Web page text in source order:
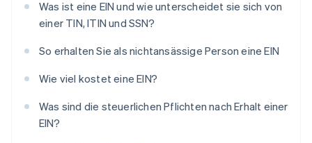
Was ist eine EIN und wie unterscheidet sie sich von
einer TIN, ITIN und SSN?
So erhalten Sie als nichtansässige Person eine EIN
Wie viel kostet eine EIN?
Was sind die steuerlichen Pflichten nach Erhalt einer
EIN?